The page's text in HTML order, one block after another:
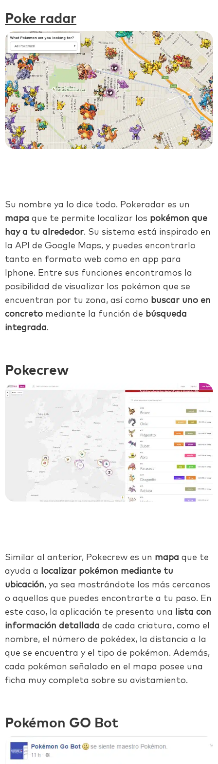
Poke radar
Su nombre ya lo dice todo. Pokeradar es un
mapa que te permite localizar los pokémon que
hay a tu alrededor. Su sistema está inspirado en
la API de Google Maps, y puedes encontrarlo
tanto en formato web como en app para
Iphone. Entre sus funciones encontramos la
posibilidad de visualizar los pokémon que se
encuentran por tu zona, así como buscar uno en
concreto mediante la función de búsqueda
integrada.
Pokecrew
Similar al anterior, Pokecrew es un mapa que te
ayuda a
localizar pokémon mediante tu
ubicación, ya sea mostrándote los más cercanos
o aquellos que puedes encontrarte a tu paso. En
este caso, la aplicación te presenta una
lista con
información detallada de cada criatura, como el
nombre, el número de pokédex, la distancia a la
que se encuentra y el tipo de pokémon. Además,
cada pokémon señalado en el mapa posee una
ficha muy completa sobre su avistamiento.
Pokémon GO Bot